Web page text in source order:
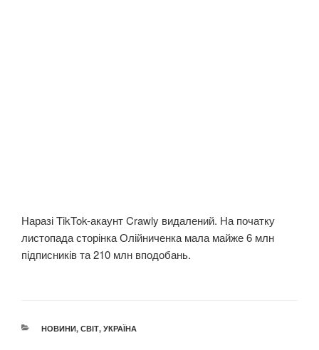
Наразі TikTok-акаунт Crawly видалений. На початку
листопада сторінка Олійниченка мала майже 6 млн
підписників та 210 млн вподобань.
КАТЕГОРІЇ
НОВИНИ, СВІТ, УКРАЇНА